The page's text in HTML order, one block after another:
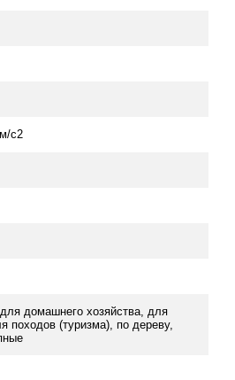
с2
домашнего хозяйства, для
походов (туризма), по дереву,